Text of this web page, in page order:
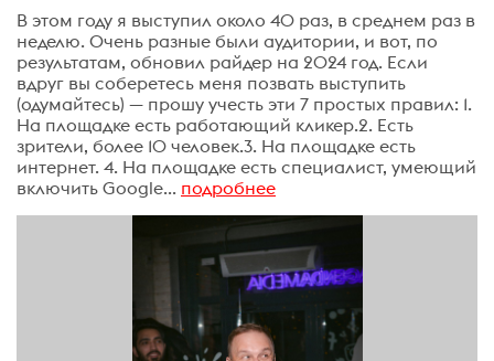
В этом году я выступил около 40 раз, в среднем раз в
неделю. Очень разные были аудитории, и вот, по
результатам, обновил райдер на 2024 год. Если
вдруг вы соберетесь меня позвать выступить
(одумайтесь) — прошу учесть эти 7 простых правил: 1.
На площадке есть работающий кликер.2. Есть
зрители, более 10 человек.3. На площадке есть
интернет. 4. На площадке есть специалист, умеющий
включить Google... подробнее